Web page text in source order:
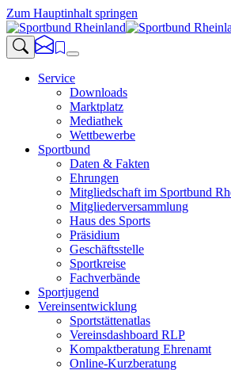
Zum Hauptinhalt springen
Service
Downloads
Marktplatz
Mediathek
Wettbewerbe
Sportbund
Daten & Fakten
Ehrungen
Mitgliedschaft im Sportbund
Mitgliederversammlung
Haus des Sports
Präsidium
Geschäftsstelle
Sportkreise
Fachverbände
Sportjugend
Vereinsentwicklung
Sportstättenatlas
Vereinsdashboard RLP
Kompaktberatung Ehrenamt
Online-Kurzberatung